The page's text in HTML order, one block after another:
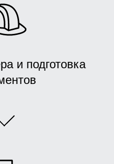
и подготовка